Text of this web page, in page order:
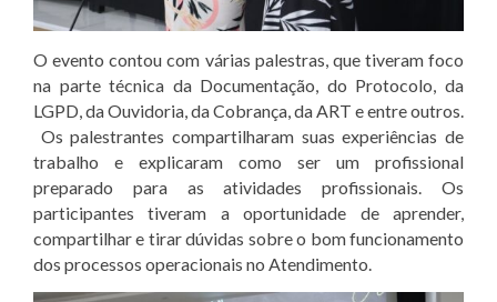
O evento contou com várias palestras, que tiveram foco
na parte técnica da Documentação, do Protocolo, da
LGPD, da Ouvidoria, da Cobrança, da ART e entre outros.
Os palestrantes compartilharam suas experiências de
trabalho e explicaram como ser um profissional
preparado para as atividades profissionais. Os
participantes tiveram a oportunidade de aprender,
compartilhar e tirar dúvidas sobre o bom funcionamento
dos processos operacionais no Atendimento.